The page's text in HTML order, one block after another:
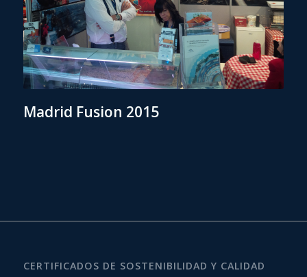
Madrid Fusion 2015
CERTIFICADOS DE SOSTENIBILIDAD Y CALIDAD